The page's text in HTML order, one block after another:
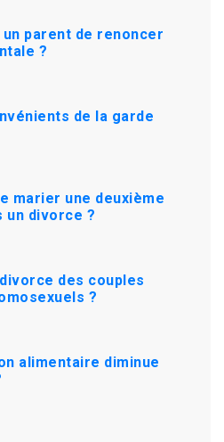
parent de renoncer
?
de la garde
marier une deuxième
un divorce ?
des couples
?
alimentaire diminue